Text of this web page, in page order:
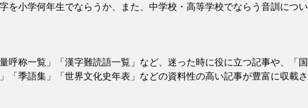
を小学何年生でならうか、また、中学校・高等学校でならう音訓につ
呼称一覧」「漢字難読語一覧」など、迷った時に役に立つ記事や、「
「季語集」「世界文化史年表」などの資料性の高い記事が豊富に収載